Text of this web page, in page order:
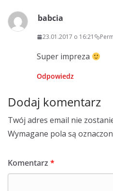
babcia
23.01.2017 o 16:21
Super impreza
Odpowiedz
Dodaj komentarz
Twój adres email nie
Wymagane pola są
Komentarz *